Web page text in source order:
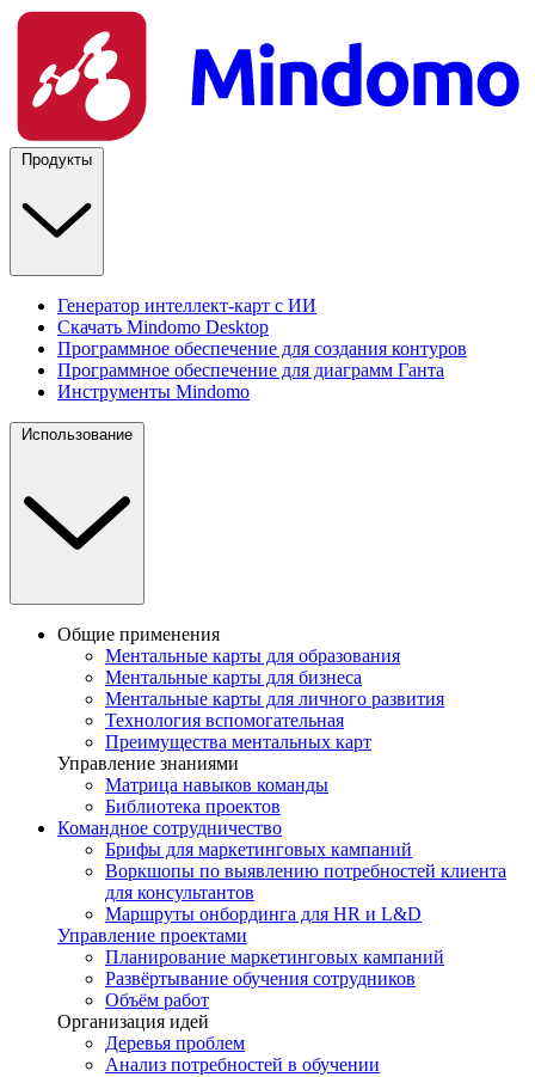
Продукты
Генератор интеллект-карт с ИИ
Скачать Mindomo Desktop
Программное обеспечение для создания контуров
Программное обеспечение для диаграмм Ганта
Инструменты Mindomo
Использование
Общие применения
Ментальные карты для образования
Ментальные карты для бизнеса
Ментальные карты для личного развития
Технология вспомогательная
Преимущества ментальных карт
Управление знаниями
Матрица навыков команды
Библиотека проектов
Командное сотрудничество
Брифы для маркетинговых кампаний
Воркшопы по выявлению потребностей клиента
для консультантов
Маршруты онбординга для HR и L&D
Управление проектами
Планирование маркетинговых кампаний
Развёртывание обучения сотрудников
Объём работ
Организация идей
Деревья проблем
Анализ потребностей в обучении